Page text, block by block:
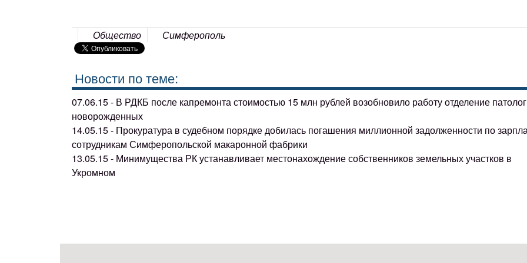
Общество Симферополь
Новости по теме:
07.06.15 - В РДКБ после капремонта стоимостью 15 млн рублей возобновило работу отделение
новорожденных
14.05.15 - Прокуратура в судебном порядке добилась погашения миллионной задолженности по
сотрудникам Симферопольской макаронной фабрики
13.05.15 - Минимущества РК устанавливает местонахождение собственников земельных участков в
Укромном